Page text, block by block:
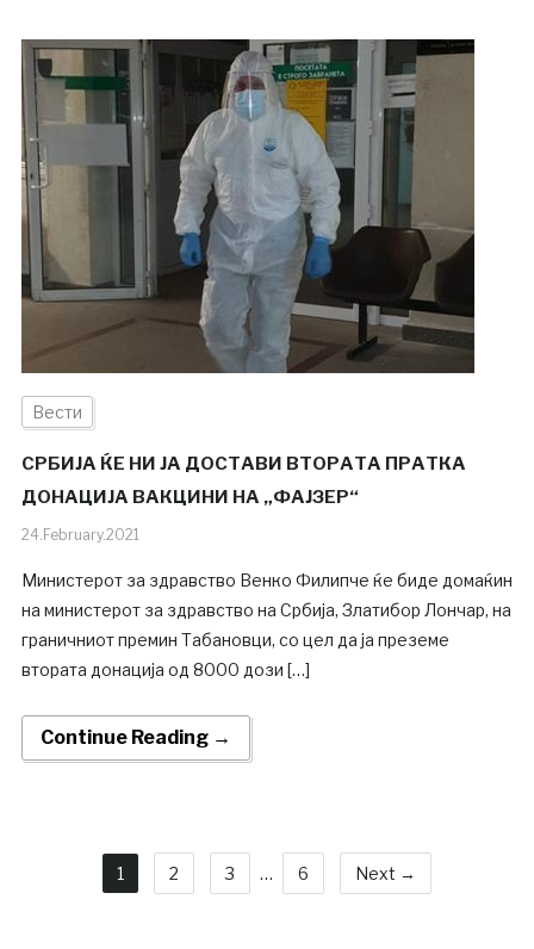
Вести
СРБИЈА ЌЕ НИ ЈА ДОСТАВИ ВТОРАТА ПРАТКА
ДОНАЦИЈА ВАКЦИНИ НА „ФАЈЗЕР“
24.February.2021
Министерот за здравство Венко Филипче ќе биде домаќин
на министерот за здравство на Србија, Златибор Лончар, на
граничниот премин Табановци, со цел да ја преземе
втората донација од 8000 дози […]
Continue Reading →
1 2 3 … 6 Next →